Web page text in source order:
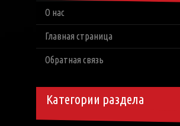
О нас
Главная страница
Обратная связь
Категории раздела